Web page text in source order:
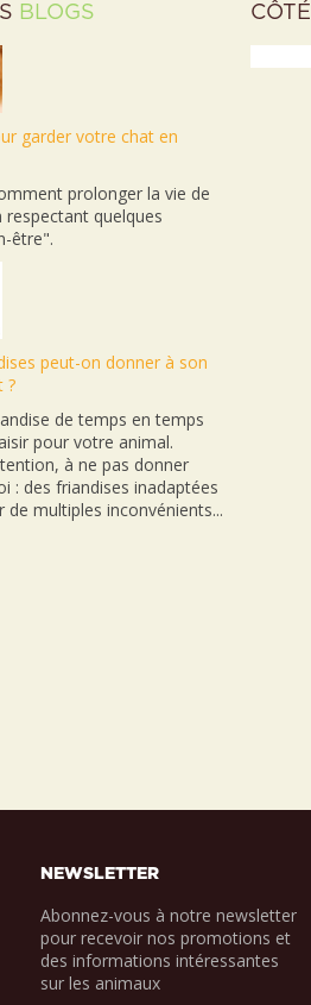
BLOGS
garder votre chat en
prolonger la vie de
quelques
être".
peut-on donner à son
?
de temps en temps
pour votre animal.
à ne pas donner
: des friandises inadaptées
de multiples inconvénients...
CÔTÉ
NEWSLETTER
Abonnez-vous à notre newsletter
pour recevoir nos promotions et
des informations intéressantes
sur les animaux